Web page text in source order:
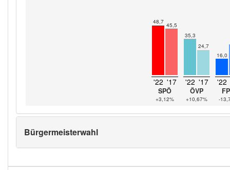
48,7 45,5
'22 '17
SPÖ
+3,12%
35,3
24,7
'22 '17
ÖVP
+10,67%
16,0
'22
-
Bürgermeisterwahl